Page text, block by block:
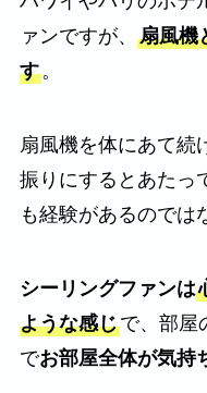
ァンですが、 扇風機
す。
扇風機を体にあて続
振りにするとあた
も経験があるのでは
シーリングファンは
ような感じで、部屋
でお部屋全体が気持